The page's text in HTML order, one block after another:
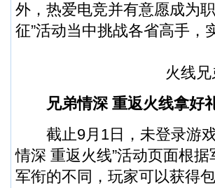
外，热爱电竞并有意愿成为
征”活动当中挑战各省高手，
火线
兄弟情深 重返火线拿好
截止9月1日，未登录游戏
情深 重返火线”活动页面根
军衔的不同，玩家可以获得